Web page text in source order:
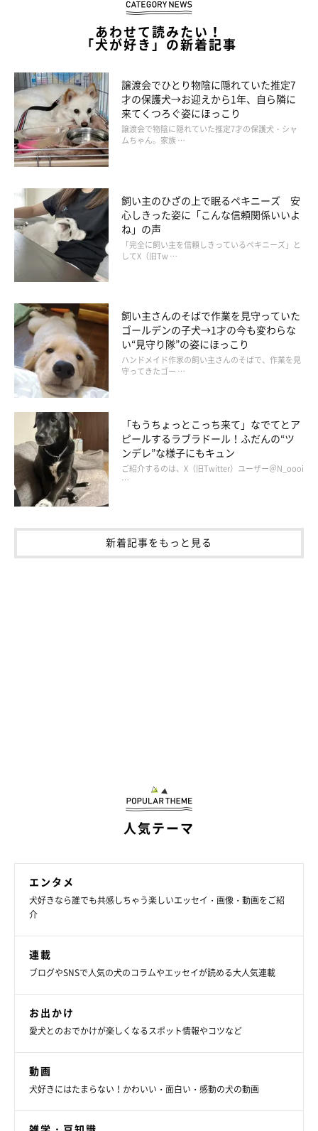
あわせて読みたい！
「犬が好き」の新着記事
譲渡会でひとり物陰に隠れていた推定7
才の保護犬→お迎えから1年、自ら隣に
来てくつろぐ姿にほっこり
譲渡会で物陰に隠れていた推定7才の保護犬・シャ
ムちゃん。家族 …
飼い主のひざの上で眠るペキニーズ 安
心しきった姿に「こんな信頼関係いいよ
ね」の声
「完全に飼い主を信頼しきっているペキニーズ」と
してX（旧Tw …
飼い主さんのそばで作業を見守っていた
ゴールデンの子犬→1才の今も変わらな
い“見守り隊”の姿にほっこり
ハンドメイド作家の飼い主さんのそばで、作業を見
守ってきたゴー …
「もうちょっとこっち来て」なでてとア
ピールするラブラドール！ふだんの“ツ
ンデレ”な様子にもキュン
ご紹介するのは、X（旧Twitter）ユーザー＠N_oooi
…
新着記事をもっと見る
人気テーマ
エンタメ
犬好きなら誰でも共感しちゃう楽しいエッセイ・画像・動画をご紹
介
連載
ブログやSNSで人気の犬のコラムやエッセイが読める大人気連載
お出かけ
愛犬とのおでかけが楽しくなるスポット情報やコツなど
動画
犬好きにはたまらない！かわいい・面白い・感動の犬の動画